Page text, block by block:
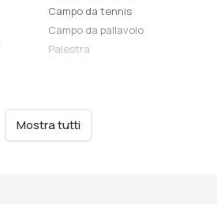
Campo da tennis
Campo da pallavolo
Palestra
Mostra tutti